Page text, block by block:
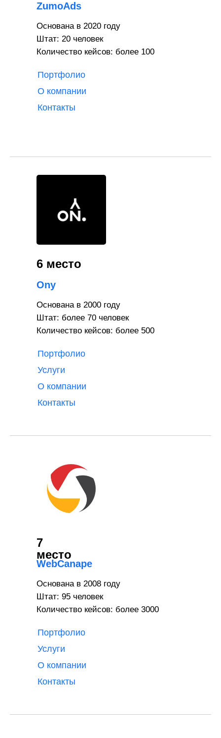
ZumoAds
Основана в 2020 году
Штат: 20 человек
Количество кейсов: более 100
Портфолио
О компании
Контакты
Ony
6 место
Основана в 2000 году
Штат: более 70 человек
Количество кейсов: более 500
Портфолио
О компании
Контакты
Услуги
WebCanape
7
место
Основана в 2008 году
Штат: 95 человек
Количество кейсов: более 3000
Портфолио
О компании
Контакты
Услуги